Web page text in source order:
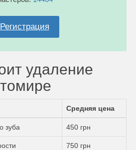
Регистрация
удаление
Средняя цена
зуба 450 грн
750 грн